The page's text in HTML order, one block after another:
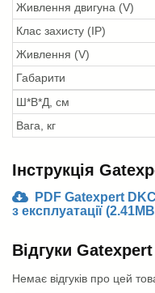
Живлення двигуна (V)
Клас захисту (IP)
Живлення (V)
Габарити
Ш*В*Д, см
Вага, кг
Інструкція
PDF Gatexpert
з експлуатації
Відгуки
Немає відгуків про цей